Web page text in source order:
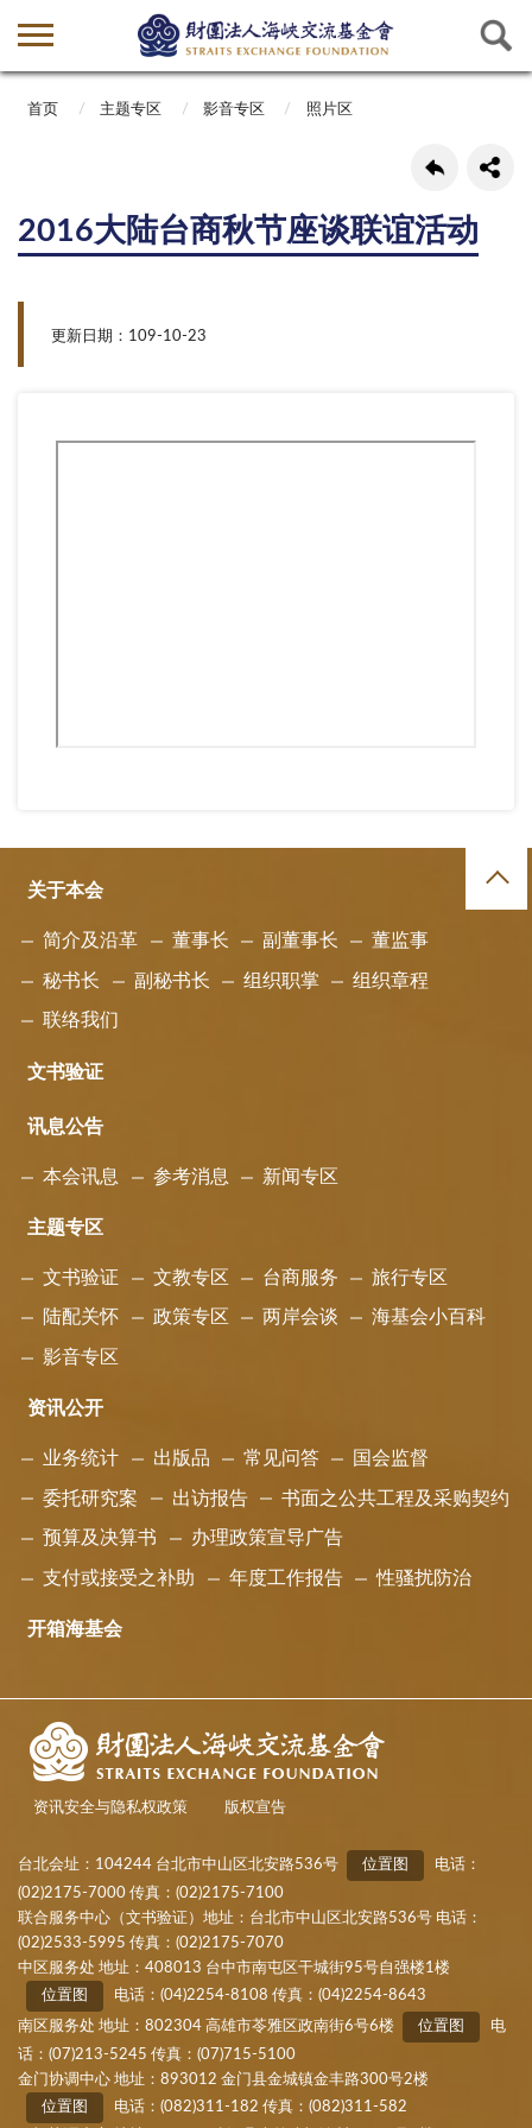
首页 主题专区 影音专区 照片区
2016大陆台商秋节座谈联谊活动
更新日期：109-10-23
关于本会
简介及沿革 董事长 副董事长 董监事
秘书长 副秘书长 组织职掌 组织章程
联络我们
文书验证
讯息公告
本会讯息 参考消息 新闻专区
主题专区
文书验证 文教专区 台商服务 旅行专区
陆配关怀 政策专区 两岸会谈 海基会小百科
影音专区
资讯公开
业务统计 出版品 常见问答 国会监督
委托研究案 出访报告 书面之公共工程及采购契约
预算及决算书 办理政策宣导广告
支付或接受之补助 年度工作报告 性骚扰防治
开箱海基会
资讯安全与隐私权政策 版权宣告
台北会址：104244 台北市中山区北安路536号 位置图
电话：
(02)2175-7000 传真：(02)2175-7100
联合服务中心（文书验证）地址：台北市中山区北安路536号 电话：
(02)2533-5995 传真：(02)2175-7070
中区服务处 地址：408013 台中市南屯区干城街95号自强楼1楼
位置图
电话：(04)2254-8108 传真：(04)2254-8643
南区服务处 地址：802304 高雄市苓雅区政南街6号6楼
位置图
电
话：(07)213-5245 传真：(07)715-5100
金门协调中心 地址：893012 金门县金城镇金丰路300号2楼
位置图
电话：(082)311-182 传真：(082)311-582